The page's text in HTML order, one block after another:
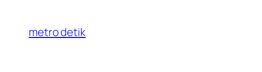
content
metro detik